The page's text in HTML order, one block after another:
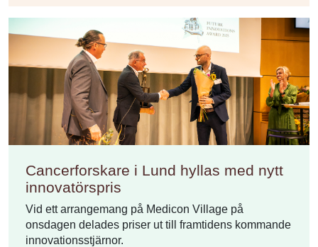
Cancerforskare i Lund hyllas med nytt
innovatörspris
Vid ett arrangemang på Medicon Village på
onsdagen delades priser ut till framtidens kommande
innovationsstjärnor.